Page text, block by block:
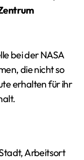
bei der NASA
die nicht so
erhalten für ihr
Arbeitsort